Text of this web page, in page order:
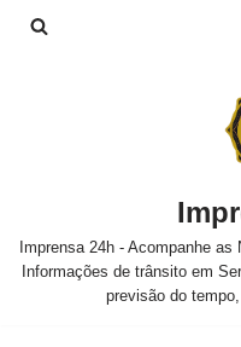
Imprensa 24h - Acompanhe
Informações de trânsito em
previsão do